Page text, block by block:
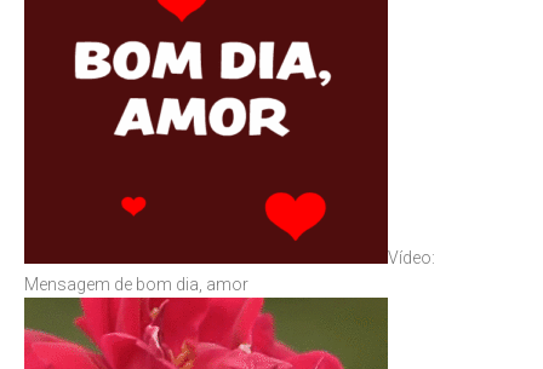
Vídeo:
Mensagem de bom dia, amor